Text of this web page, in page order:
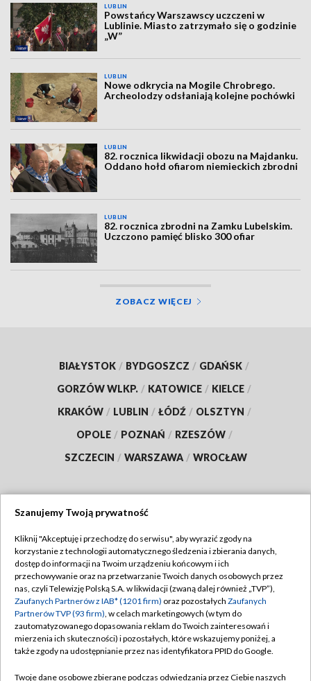
LUBLIN
Powstańcy Warszawscy uczczeni w
Lublinie. Miasto zatrzymało się o godzinie
„W”
LUBLIN
Nowe odkrycia na Mogile Chrobrego.
Archeolodzy odsłaniają kolejne pochówki
LUBLIN
82. rocznica likwidacji obozu na Majdanku.
Oddano hołd ofiarom niemieckich zbrodni
LUBLIN
82. rocznica zbrodni na Zamku Lubelskim.
Uczczono pamięć blisko 300 ofiar
ZOBACZ WIĘCEJ
BIAŁYSTOK / BYDGOSZCZ / GDAŃSK /
GORZÓW WLKP. / KATOWICE / KIELCE /
KRAKÓW / LUBLIN / ŁÓDŹ / OLSZTYN /
OPOLE / POZNAŃ / RZESZÓW /
SZCZECIN / WARSZAWA / WROCŁAW
TVP
Abonament TVP
Emisja w TVP
Centrum informacji TVP
Naziemna Telewizja Cyfrowa
Regulamin TVP
Polityka prywatności
Moje zgody
Pomoc
Szanujemy Twoją prywatność
Kliknij "Akceptuję i przechodzę do serwisu", aby wyrazić zgody na
korzystanie z technologii automatycznego śledzenia i zbierania danych,
dostęp do informacji na Twoim urządzeniu końcowym i ich
przechowywanie oraz na przetwarzanie Twoich danych osobowych przez
nas, czyli Telewizję Polską S.A. w likwidacji (zwaną dalej również „TVP”),
Zaufanych Partnerów z IAB* (1201 firm) oraz pozostałych Zaufanych
Partnerów TVP (93 firm), w celach marketingowych (w tym do
zautomatyzowanego dopasowania reklam do Twoich zainteresowań i
mierzenia ich skuteczności) i pozostałych, które wskazujemy poniżej, a
także zgody na udostępnianie przez nas identyfikatora PPID do Google.
Twoje dane osobowe zbierane podczas odwiedzania przez Ciebie naszych